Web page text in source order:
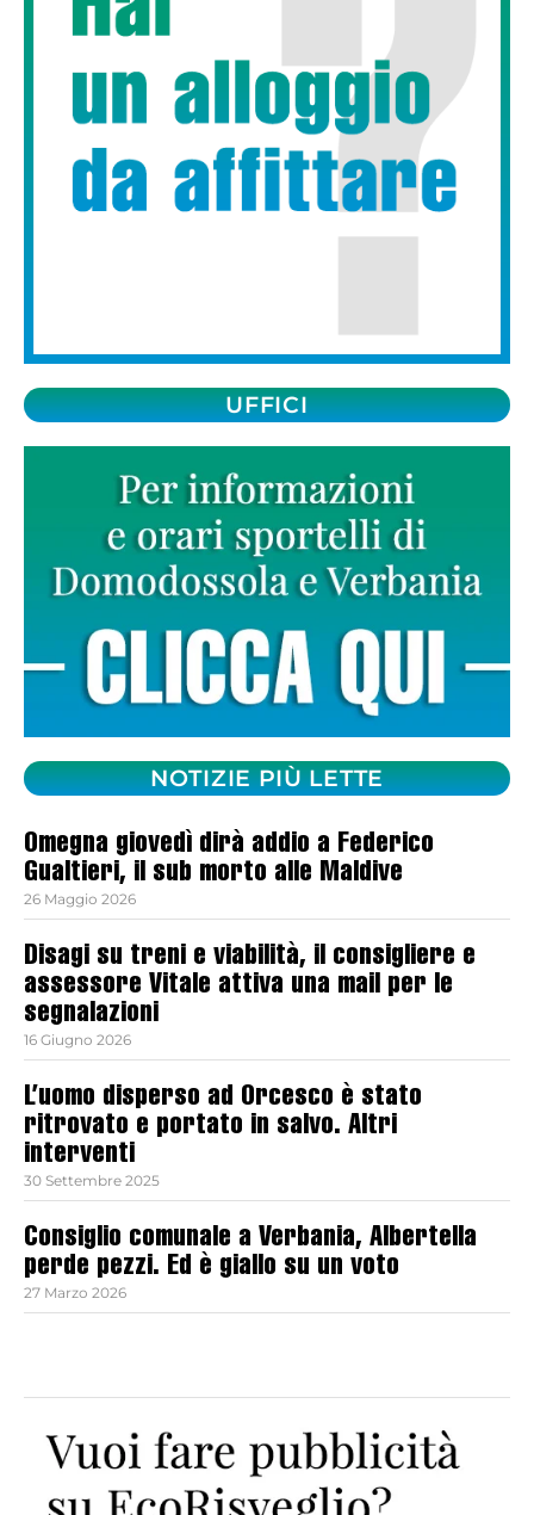
UFFICI
NOTIZIE PIÙ LETTE
Omegna giovedì dirà addio a Federico
Gualtieri, il sub morto alle Maldive
26 Maggio 2026
Disagi su treni e viabilità, il consigliere e
assessore Vitale attiva una mail per le
segnalazioni
16 Giugno 2026
L’uomo disperso ad Orcesco è stato
ritrovato e portato in salvo. Altri
interventi
30 Settembre 2025
Consiglio comunale a Verbania, Albertella
perde pezzi. Ed è giallo su un voto
27 Marzo 2026